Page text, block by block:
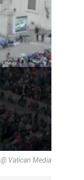
Vatican Media